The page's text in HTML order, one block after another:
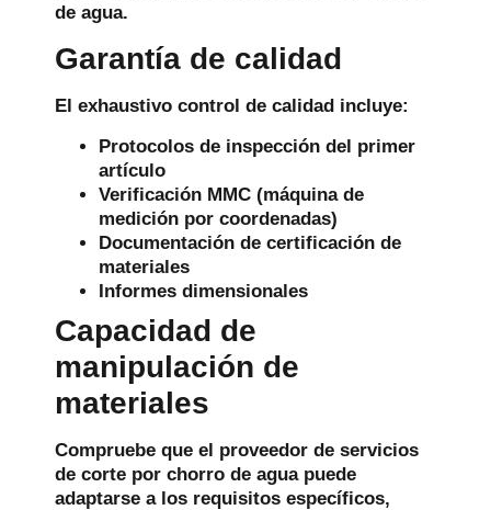
de agua.
Garantía de calidad
El exhaustivo control de calidad incluye:
Protocolos de inspección del primer
artículo
Verificación MMC (máquina de
medición por coordenadas)
Documentación de certificación de
materiales
Informes dimensionales
Capacidad de
manipulación de
materiales
Compruebe que el proveedor de servicios
de corte por chorro de agua puede
adaptarse a los requisitos específicos,